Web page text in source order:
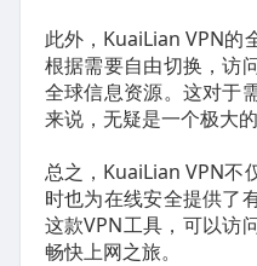
此外，KuaiLian VPN的
根据需要自由切换，访
全球信息资源。这对于
来说，无疑是一个极大的
总之，KuaiLian VPN不
时也为在线安全提供了
这款VPN工具，可以访
畅快上网之旅。